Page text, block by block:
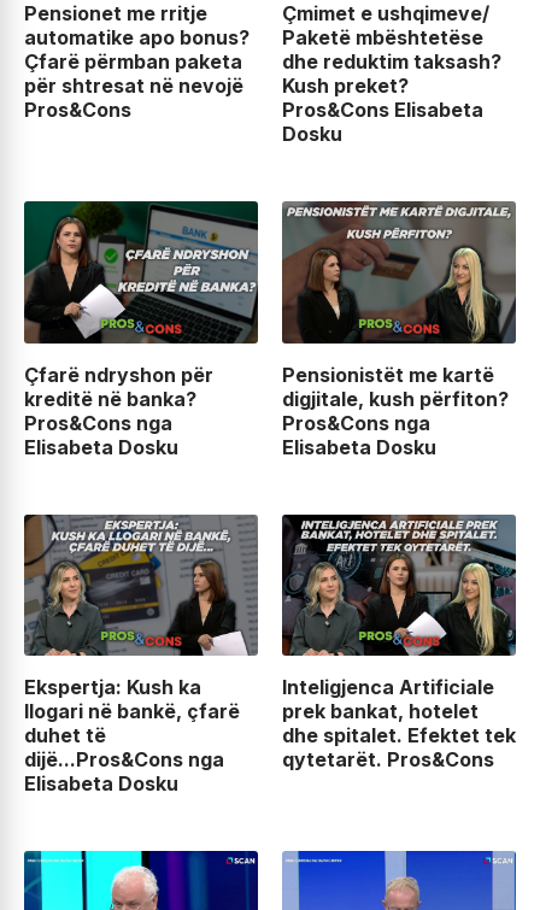
Pensionet me rritje
automatike apo bonus?
Çfarë përmban paketa
për shtresat në nevojë
Pros&Cons
Çmimet e ushqimeve/
Paketë mbështetëse
dhe reduktim taksash?
Kush preket?
Pros&Cons Elisabeta
Dosku
Çfarë ndryshon për
kreditë në banka?
Pros&Cons nga
Elisabeta Dosku
Pensionistët me kartë
digjitale, kush përfiton?
Pros&Cons nga
Elisabeta Dosku
Ekspertja: Kush ka
llogari në bankë, çfarë
duhet të
dijë...Pros&Cons nga
Elisabeta Dosku
Inteligjenca Artificiale
prek bankat, hotelet
dhe spitalet. Efektet tek
qytetarët. Pros&Cons